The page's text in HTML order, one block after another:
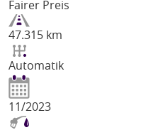
Fairer Preis
47.315 km
Automatik
11/2023